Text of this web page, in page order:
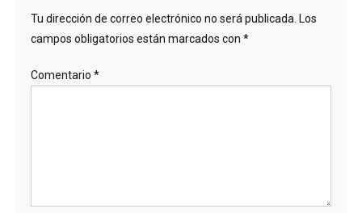
Tu dirección de correo electrónico no será publicada. Los
campos obligatorios están marcados con *
Comentario *